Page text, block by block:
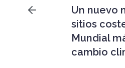
guardián
Arquitecto,